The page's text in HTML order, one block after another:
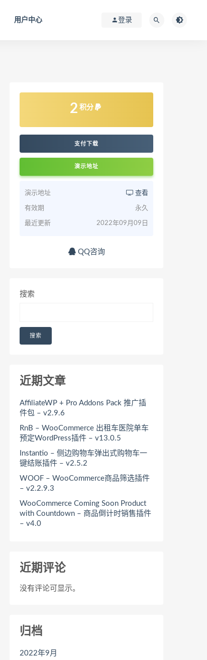
用户中心 登录
2 积分
支付下载
演示地址
演示地址 查看
有效期 永久
最近更新 2022年09月09日
QQ咨询
搜索
搜索
近期文章
AffiliateWP + Pro Addons Pack 推广插
件包 – v2.9.6
RnB – WooCommerce 出租车医院单车
预定WordPress插件 – v13.0.5
Instantio – 侧边购物车弹出式购物车一
键结账插件 – v2.5.2
WOOF – WooCommerce商品筛选插件
– v2.2.9.3
WooCommerce Coming Soon Product
with Countdown – 商品倒计时销售插件
– v4.0
近期评论
没有评论可显示。
归档
2022年9月